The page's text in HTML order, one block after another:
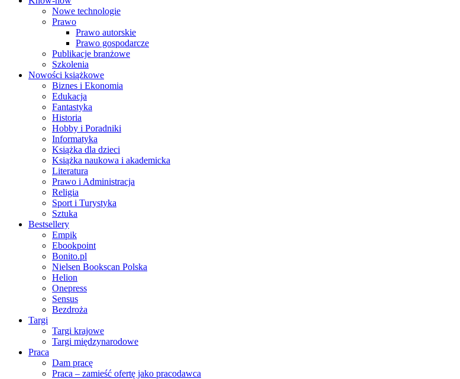
Nowe technologie
Prawo
Prawo autorskie
Prawo gospodarcze
Publikacje branżowe
Szkolenia
Nowości książkowe
Biznes i Ekonomia
Edukacja
Fantastyka
Historia
Hobby i Poradniki
Informatyka
Książka dla dzieci
Książka naukowa i akademicka
Literatura
Prawo i Administracja
Religia
Sport i Turystyka
Sztuka
Bestsellery
Empik
Ebookpoint
Bonito.pl
Nielsen Bookscan Polska
Helion
Onepress
Sensus
Bezdroża
Targi
Targi krajowe
Targi międzynarodowe
Praca
Dam pracę
Praca – zamieść ofertę jako pracodawca